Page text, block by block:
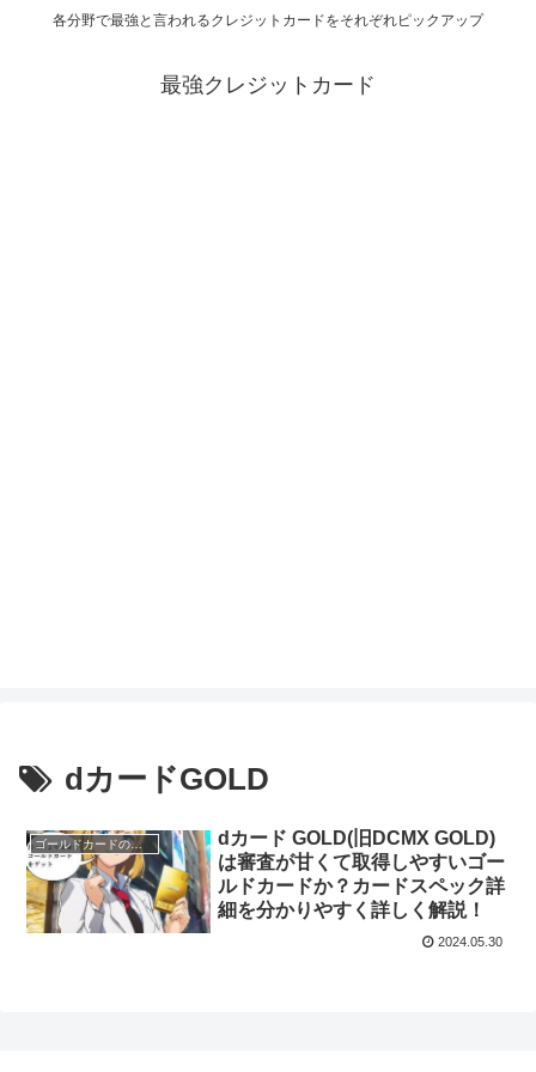
各分野で最強と言われるクレジットカードをそれぞれピックアップ
最強クレジットカード
dカードGOLD
ゴールドカードのスペック
dカード GOLD(旧DCMX GOLD)
は審査が甘くて取得しやすいゴー
ルドカードか？カードスペック詳
細を分かりやすく詳しく解説！
2024.05.30